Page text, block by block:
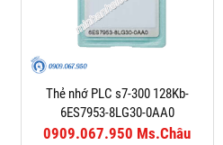
Thẻ nhớ PLC s7-300 128Kb-
6ES7953-8LG30-0AA0
0909.067.950 Ms.Châu